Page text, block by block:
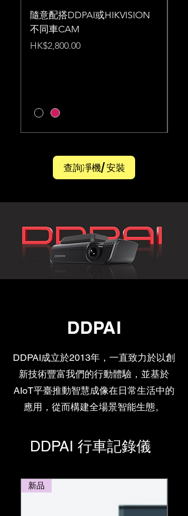
隨意配搭DDPAI或HIKVISION
不同車CAM
Price
HK$2,800.00
查詢凈機/ 安裝
DDPAI
DDPAI成立於2013年，一直致力於以創
新技術豐富我們的行動體驗，並基於
AIoT平臺推動智慧成像在日常生活中的
應用，從而構建全場景智能生態。
DDPAI 行車記錄儀
新品